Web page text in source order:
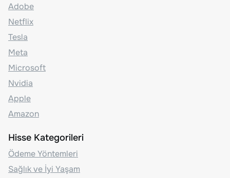
Adobe
Netflix
Tesla
Meta
Microsoft
Nvidia
Apple
Amazon
Hisse Kategorileri
Ödeme Yöntemleri
Sağlık ve İyi Yaşam